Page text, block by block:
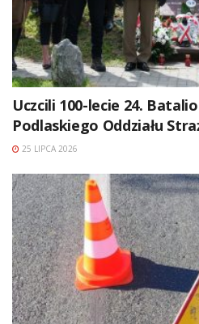
Uczcili 100-lecie 24.
Podlaskiego Oddziału
25 LIPCA 2026